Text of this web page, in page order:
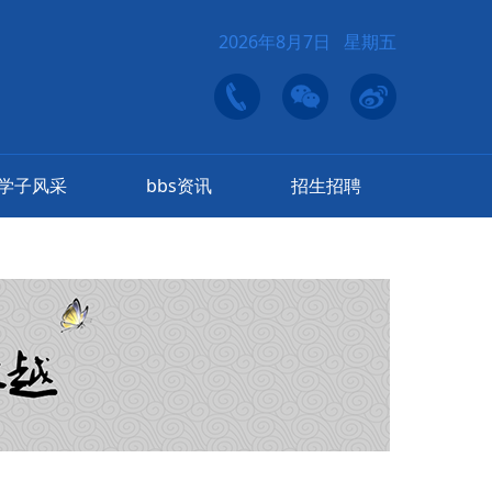
2026年8月7日 星期五
子风采 bbs资讯 招生招聘